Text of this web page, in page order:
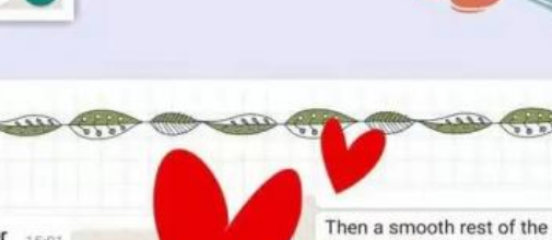
VERZENDEN